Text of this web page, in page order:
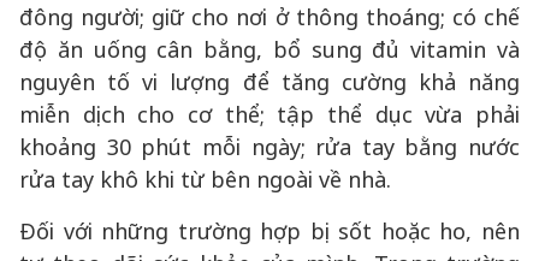
đông người; giữ cho nơi ở thông thoáng; có chế
độ ăn uống cân bằng, bổ sung đủ vitamin và
nguyên tố vi lượng để tăng cường khả năng
miễn dịch cho cơ thể; tập thể dục vừa phải
khoảng 30 phút mỗi ngày; rửa tay bằng nước
rửa tay khô khi từ bên ngoài về nhà.
Đối với những trường hợp bị sốt hoặc ho, nên